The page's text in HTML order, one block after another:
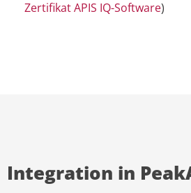
Zertifikat APIS IQ-Software)
Integration in